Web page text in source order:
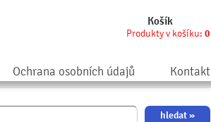
Košík
Produkty v košíku: 0
Ochrana osobních údajů Kontakt